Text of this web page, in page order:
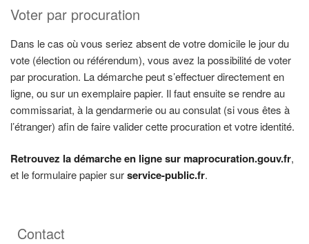
Voter par procuration
Dans le cas où vous seriez absent de votre domicile le jour du
vote (élection ou référendum), vous avez la possibilité de voter
par procuration. La démarche peut s’effectuer directement en
ligne, ou sur un exemplaire papier. Il faut ensuite se rendre au
commissariat, à la gendarmerie ou au consulat (si vous êtes à
l’étranger) afin de faire valider cette procuration et votre identité.
Retrouvez la démarche en ligne sur maprocuration.gouv.fr,
et le formulaire papier surservice-public.fr.
Contact